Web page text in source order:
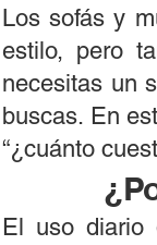
Los sofás y
estilo, pero
necesitas un
buscas. En
“¿cuánto
El uso diario